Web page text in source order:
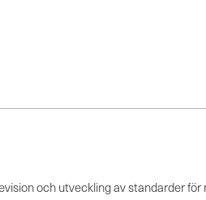
och utveckling av standarder